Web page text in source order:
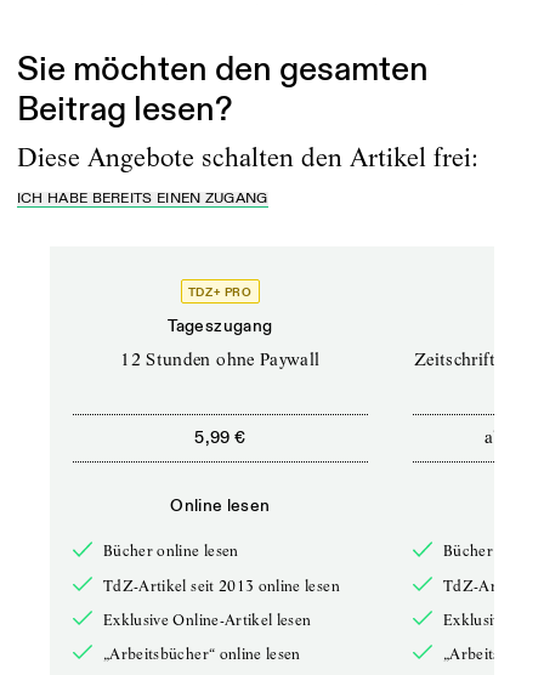
Sie möchten den gesamten
Beitrag lesen?
Diese Angebote schalten den Artikel frei:
ICH HABE BEREITS EINEN ZUGANG
TDZ+ PRO
Tageszugang
12 Stunden ohne Paywall
5,99 €
Online lesen
Bücher online lesen
TdZ-Artikel seit 2013 online lesen
Exklusive Online-Artikel lesen
„Arbeitsbücher“ online lesen
Zeitschriften
ab
Bücher online
TdZ-Artikel
Exklusive